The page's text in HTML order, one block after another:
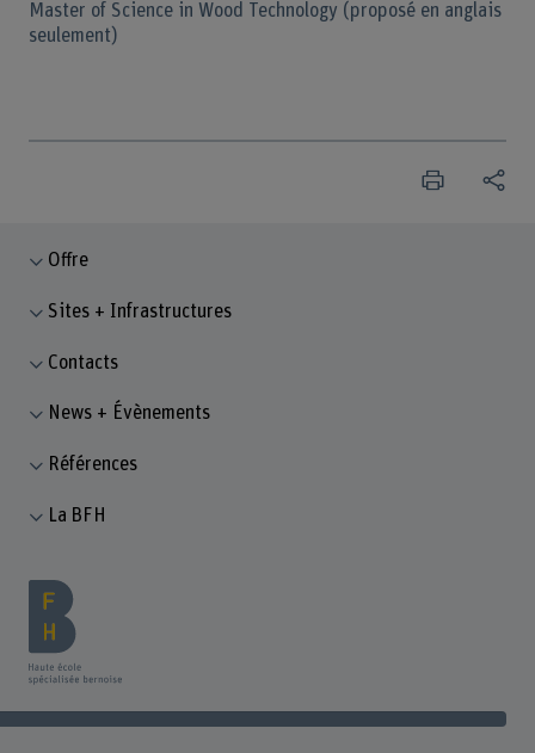
Master of Science in Wood Technology (proposé en anglais
seulement)
Offre
Sites + Infrastructures
Contacts
News + Évènements
Références
La BFH